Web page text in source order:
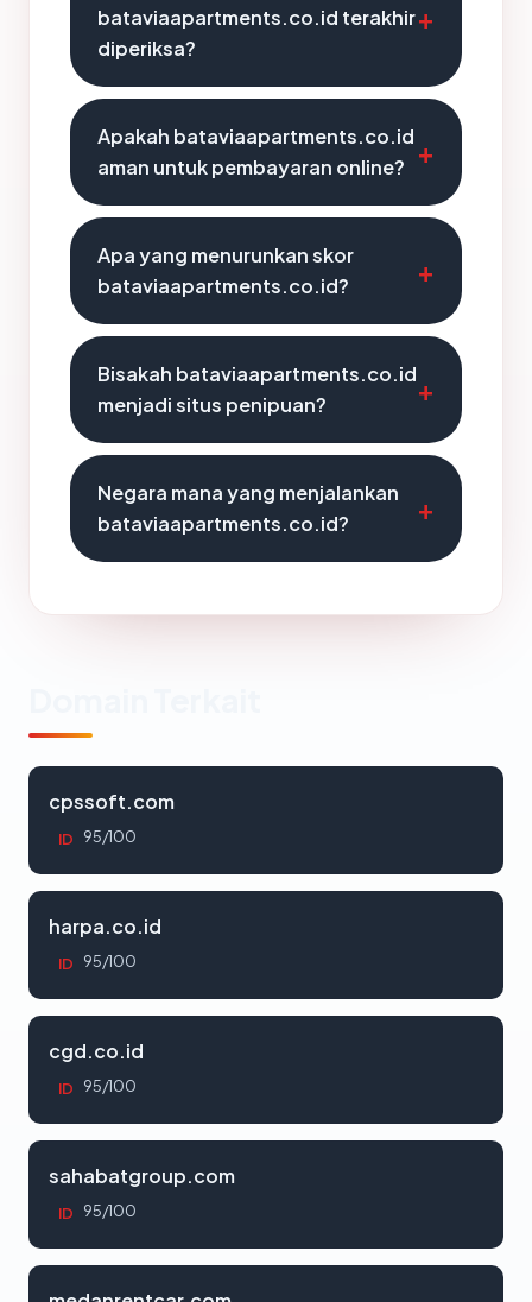
bataviaapartments.co.id terakhir
diperiksa?
Apakah bataviaapartments.co.id
aman untuk pembayaran online?
Apa yang menurunkan skor
bataviaapartments.co.id?
Bisakah bataviaapartments.co.id
menjadi situs penipuan?
Negara mana yang menjalankan
bataviaapartments.co.id?
cpssoft.com
ID 95/100
harpa.co.id
ID 95/100
cgd.co.id
ID 95/100
sahabatgroup.com
ID 95/100